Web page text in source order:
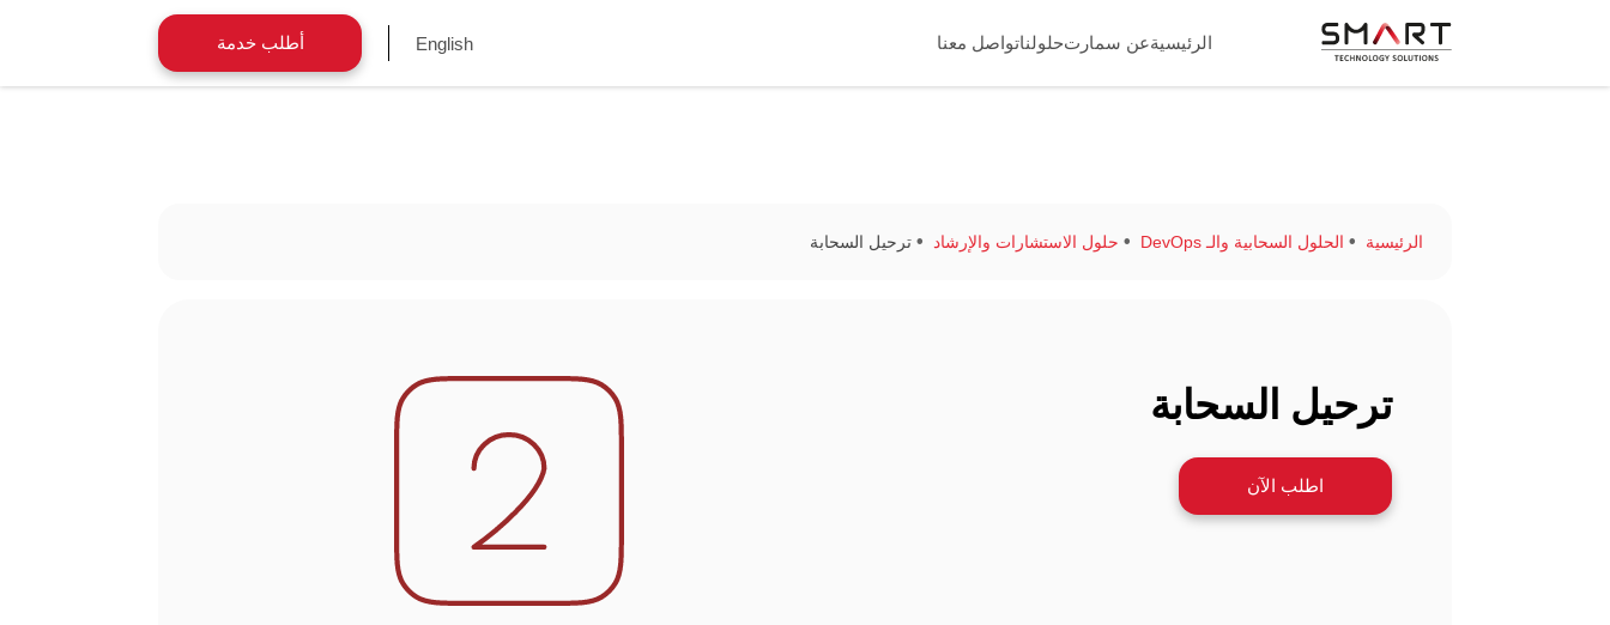
الرئيسيةعن سمارتحلولناتواصل معنا English أطلب خدمة
الرئيسية الحلول السحابية والـ DevOps حلول الاستشارات والإرشاد ترحيل السحابة
ترحيل السحابة
اطلب الآن